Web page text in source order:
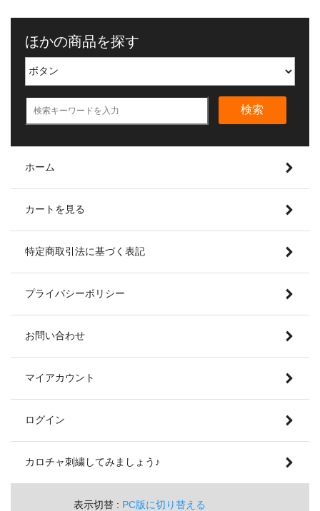
ほかの商品を探す
検索
ホーム
カートを見る
特定商取引法に基づく表記
プライバシーポリシー
お問い合わせ
マイアカウント
ログイン
カロチャ刺繍してみましょう♪
表示切替 : PC版に切り替える